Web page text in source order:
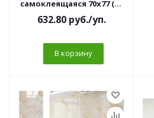
самоклеящаяся 70х77 (10
шт/уп) 3мм
632.80руб./уп.
В корзину